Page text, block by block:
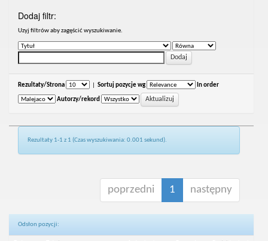
Dodaj filtr:
Uzyj filtrów aby zagęścić wyszukiwanie.
Rezultaty/Strona Sortuj pozycje wg In order
Autorzy/rekord
Rezultaty 1-1 z 1 (Czas wyszukiwania: 0.001 sekund).
poprzedni 1 następny
Odsłon pozycji: